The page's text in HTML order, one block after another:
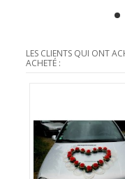
LES CLIENTS QUI ONT
ACHETÉ :